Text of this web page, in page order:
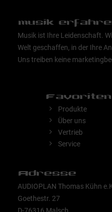
musik
Musik ist Ihre Leidenschaft.
Welt geschaffen, in der Ihre
Uns treiben keine
Favoriten
Produkte
Über uns
Vertrieb
Service
Adresse
AUDIOPLAN Thomas Kühn
Goethestr. 27
D-76316 Malsch